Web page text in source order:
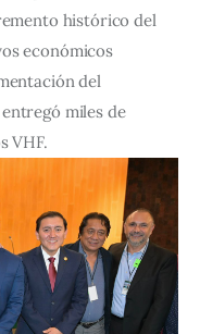
histórico del
económicos
del
miles de
VHF.